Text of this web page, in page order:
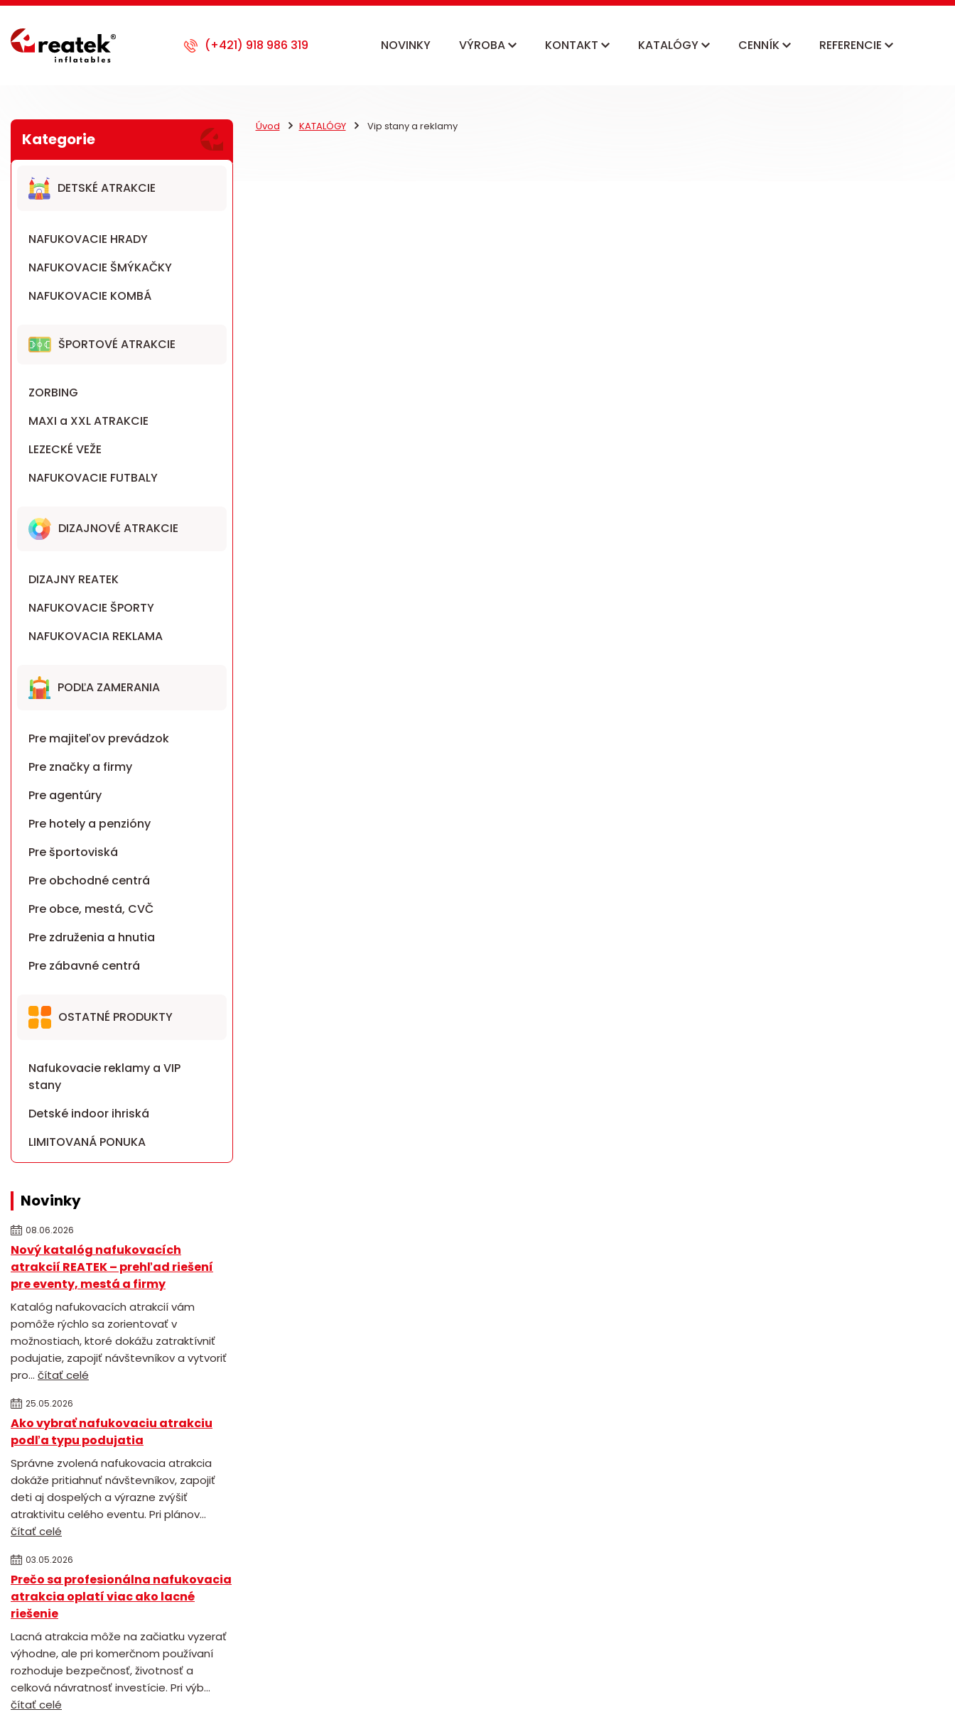
NOVINKY VÝROBA KONTAKT KATALÓGY CENNÍK REFERENCIE
DETSKÉ ATRAKCIE
NAFUKOVACIE HRADY
NAFUKOVACIE ŠMÝKAČKY
NAFUKOVACIE KOMBÁ
ŠPORTOVÉ ATRAKCIE
ZORBING
MAXI a XXL ATRAKCIE
LEZECKÉ VEŽE
NAFUKOVACIE FUTBALY
DIZAJNOVÉ ATRAKCIE
DIZAJNY REATEK
NAFUKOVACIE ŠPORTY
NAFUKOVACIA REKLAMA
PODĽA ZAMERANIA
Pre majiteľov prevádzok
Pre značky a firmy
Pre agentúry
Pre hotely a penzióny
Pre športoviská
Pre obchodné centrá
Pre obce, mestá, CVČ
Pre združenia a hnutia
Pre zábavné centrá
OSTATNÉ PRODUKTY
Nafukovacie reklamy a VIP
stany
Detské indoor ihriská
LIMITOVANÁ PONUKA
Novinky
08.06.2026
Nový katalóg nafukovacích
atrakcií REATEK – prehľad riešení
pre eventy, mestá a firmy
Katalóg nafukovacích atrakcií vám
pomôže rýchlo sa zorientovať v
možnostiach, ktoré dokážu zatraktívniť
podujatie, zapojiť návštevníkov a vytvoriť
pro... čítať celé
25.05.2026
Ako vybrať nafukovaciu atrakciu
podľa typu podujatia
Správne zvolená nafukovacia atrakcia
dokáže pritiahnuť návštevníkov, zapojiť
deti aj dospelých a výrazne zvýšiť
atraktivitu celého eventu. Pri plánov...
čítať celé
03.05.2026
Prečo sa profesionálna nafukovacia
atrakcia oplatí viac ako lacné
riešenie
Lacná atrakcia môže na začiatku vyzerať
výhodne, ale pri komerčnom používaní
rozhoduje bezpečnosť, životnosť a
celková návratnosť investície. Pri výb...
čítať celé
Úvod KATALÓGY Vip stany a reklamy